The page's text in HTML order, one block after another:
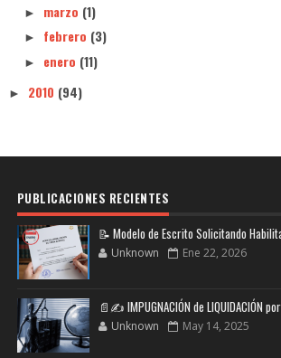
► marzo (1)
► febrero (3)
► enero (11)
► 2010 (94)
PUBLICACIONES RECIENTES
📝 Modelo de Escrito Solicitando
Unknown Ene 22, 2026
📄✍️ IMPUGNACIÓN de LIQUIDACIÓN
Unknown May 14, 2025